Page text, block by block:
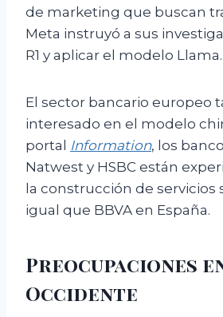
de marketing que buscan
Meta instruyó a sus
R1 y aplicar el modelo Llama.
El sector bancario europeo
interesado en el modelo
portal Information, los
Natwest y HSBC están
la construcción de servicios
igual que BBVA en España.
Preocupaciones
Occidente